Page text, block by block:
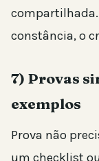
compartilhada.
constância, o
7) Provas
exemplos
Prova não
um checklist